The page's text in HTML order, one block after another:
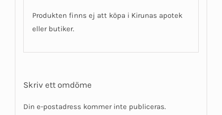
Produkten finns ej att köpa i Kirunas apotek
eller butiker.
Skriv ett omdöme
Din e-postadress kommer inte publiceras.